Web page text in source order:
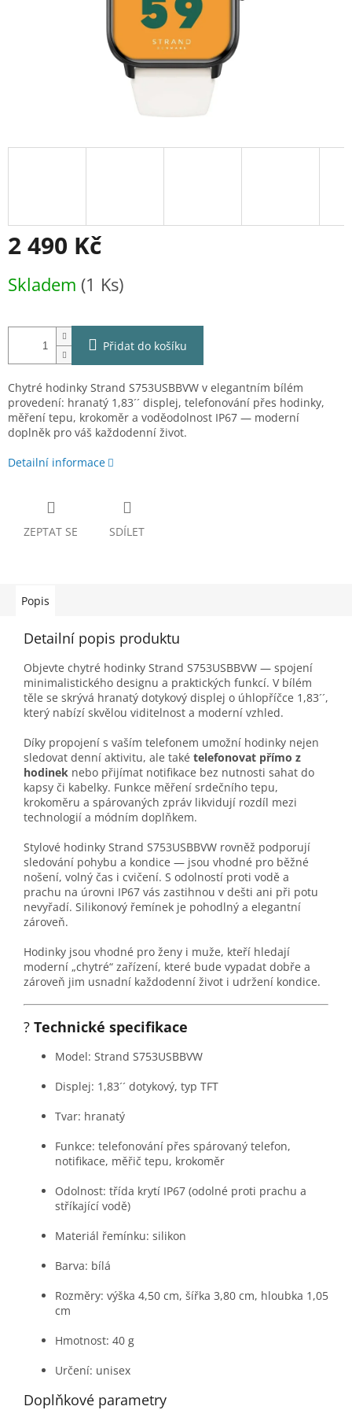
2 490 Kč
cena:
Skladem (1 Ks)
Přidat do košíku
Chytré hodinky Strand S753USBBVW v elegantním bílém
provedení: hranatý 1,83´´ displej, telefonování přes hodinky,
měření tepu, krokoměr a voděodolnost IP67 — moderní
doplněk pro váš každodenní život.
Detailní informace
ZEPTAT SE SDÍLET
Popis
Detailní popis produktu
Objevte chytré hodinky Strand S753USBBVW — spojení
minimalistického designu a praktických funkcí. V bílém
těle se skrývá hranatý dotykový displej o úhlopříčce 1,83´´,
který nabízí skvělou viditelnost a moderní vzhled.
Díky propojení s vaším telefonem umožní hodinky nejen
sledovat denní aktivitu, ale také telefonovat přímo z
hodinek nebo přijímat notifikace bez nutnosti sahat do
kapsy či kabelky. Funkce měření srdečního tepu,
krokoměru a spárovaných zpráv likvidují rozdíl mezi
technologií a módním doplňkem.
Stylové hodinky Strand S753USBBVW rovněž podporují
sledování pohybu a kondice — jsou vhodné pro běžné
nošení, volný čas i cvičení. S odolností proti vodě a
prachu na úrovni IP67 vás zastihnou v dešti ani při potu
nevyřadí. Silikonový řemínek je pohodlný a elegantní
zároveň.
Hodinky jsou vhodné pro ženy i muže, kteří hledají
moderní „chytré“ zařízení, které bude vypadat dobře a
zároveň jim usnadní každodenní život i udržení kondice.
? Technické specifikace
Model: Strand S753USBBVW
Displej: 1,83´´ dotykový, typ TFT
Tvar: hranatý
Funkce: telefonování přes spárovaný telefon,
notifikace, měřič tepu, krokoměr
Odolnost: třída krytí IP67 (odolné proti prachu a
stříkající vodě)
Materiál řemínku: silikon
Barva: bílá
Rozměry: výška 4,50 cm, šířka 3,80 cm, hloubka 1,05
cm
Hmotnost: 40 g
Určení: unisex
Doplňkové parametry